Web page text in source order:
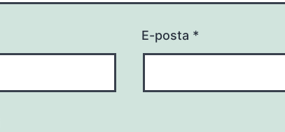
E-posta *